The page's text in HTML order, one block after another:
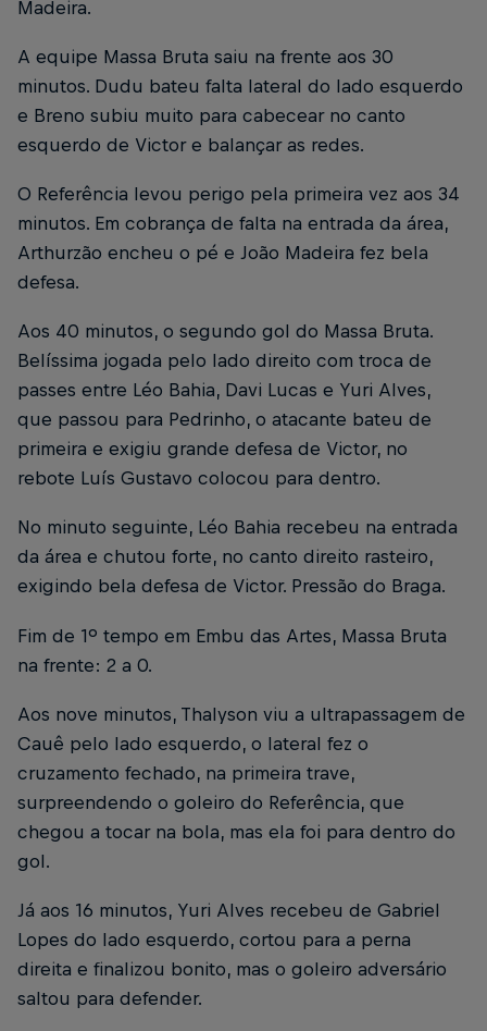
Madeira.
A equipe Massa Bruta saiu na frente aos 30
minutos. Dudu bateu falta lateral do lado esquerdo
e Breno subiu muito para cabecear no canto
esquerdo de Victor e balançar as redes.
O Referência levou perigo pela primeira vez aos 34
minutos. Em cobrança de falta na entrada da área,
Arthurzão encheu o pé e João Madeira fez bela
defesa.
Aos 40 minutos, o segundo gol do Massa Bruta.
Belíssima jogada pelo lado direito com troca de
passes entre Léo Bahia, Davi Lucas e Yuri Alves,
que passou para Pedrinho, o atacante bateu de
primeira e exigiu grande defesa de Victor, no
rebote Luís Gustavo colocou para dentro.
No minuto seguinte, Léo Bahia recebeu na entrada
da área e chutou forte, no canto direito rasteiro,
exigindo bela defesa de Victor. Pressão do Braga.
Fim de 1º tempo em Embu das Artes, Massa Bruta
na frente: 2 a 0.
Aos nove minutos, Thalyson viu a ultrapassagem de
Cauê pelo lado esquerdo, o lateral fez o
cruzamento fechado, na primeira trave,
surpreendendo o goleiro do Referência, que
chegou a tocar na bola, mas ela foi para dentro do
gol.
Já aos 16 minutos, Yuri Alves recebeu de Gabriel
Lopes do lado esquerdo, cortou para a perna
direita e finalizou bonito, mas o goleiro adversário
saltou para defender.